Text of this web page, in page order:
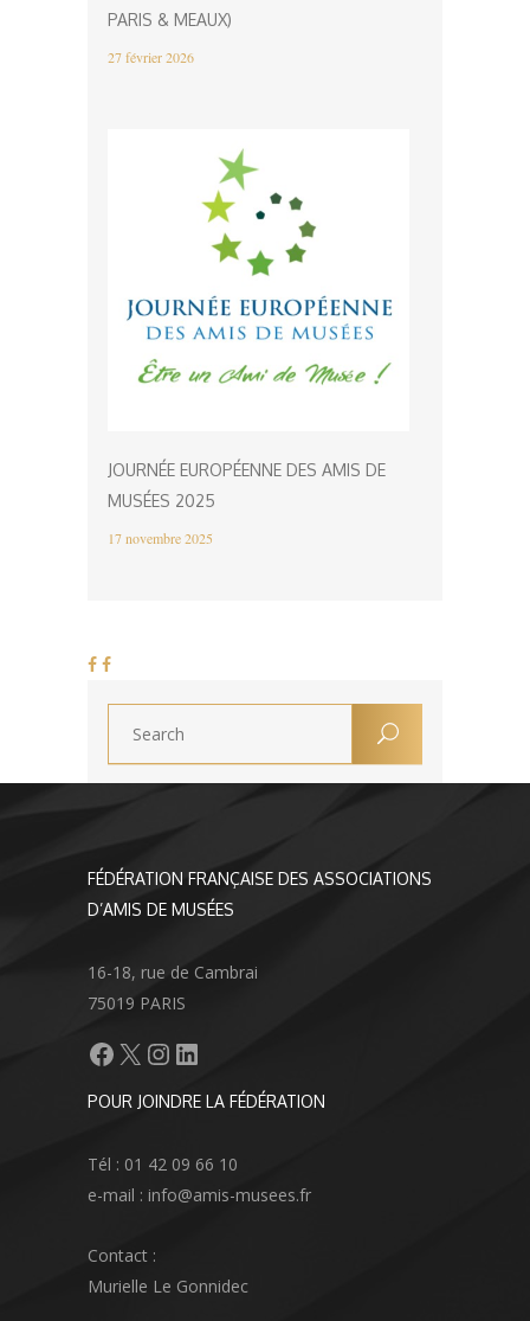
PARIS & MEAUX)
27 février 2026
JOURNÉE EUROPÉENNE DES AMIS DE
MUSÉES 2025
17 novembre 2025
FÉDÉRATION FRANÇAISE DES ASSOCIATIONS
D’AMIS DE MUSÉES
16-18, rue de Cambrai
75019 PARIS
Facebook
X Instagram
LinkedIn
POUR JOINDRE LA FÉDÉRATION
Tél : 01 42 09 66 10
e-mail : info@amis-musees.fr
Contact :
Murielle Le Gonnidec